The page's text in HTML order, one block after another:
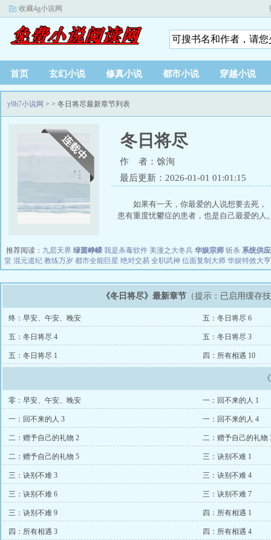
收藏4g小说网
首页 玄幻小说 修真小说 都市小说 穿越小说
y9h7小说网 > > 冬日将尽最新章节列表
冬日将尽
作 者：馀洵
最后更新：2026-01-01 01:01:15
如果有一天，你最爱的人说想要去死
患有重度忧鬱症的患者，也是自己最爱的人
推荐阅读： 九层天界 绿茵峥嵘 我是杀毒软件 美漫之大冬兵 华娱宗师 斩杀 系统供
堂 混元道纪 教练万岁 都市全能巨星 绝对交易 全职武神 位面复制大师 华娱特效大亨
《冬日将尽》最新章节 （提示：已启用缓存
终：早安、午安、晚安 五：冬日将尽 6
五：冬日将尽 4 五：冬日将尽 3
五：冬日将尽 1 四：所有相遇 10
零：早安、午安、晚安 一：回不来的人 1
一：回不来的人 3 一：回不来的人 4
二：赠予自己的礼物 2 二：赠予自己的礼物
二：赠予自己的礼物 5 三：诀别不难 1
三：诀别不难 3 三：诀别不难 4
三：诀别不难 6 三：诀别不难 7
三：诀别不难 9 四：所有相遇 1
四：所有相遇 3 四：所有相遇 4